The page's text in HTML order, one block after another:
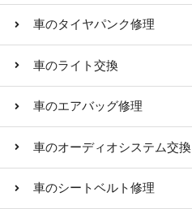
車のタイヤパンク修理
車のライト交換
車のエアバッグ修理
車のオーディオシステム交換
車のシートベルト修理